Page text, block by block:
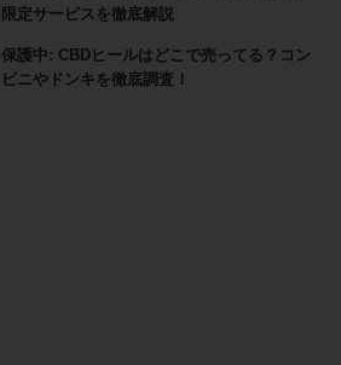
限定サービスを徹底解説
保護中: CBDヒールはどこで売ってる？コン
ビニやドンキを徹底調査！